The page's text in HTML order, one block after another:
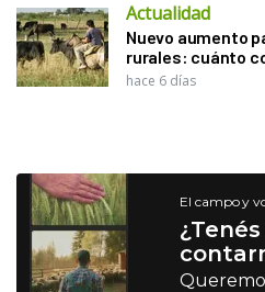
Actualidad
Nuevo aumento
rurales: cuánto
hace 6 días
El campo y